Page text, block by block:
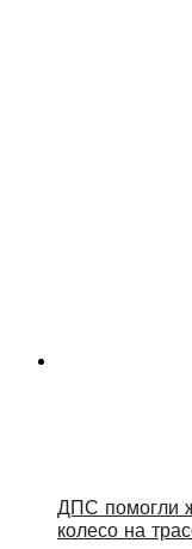
ДПС помогли
колесо на